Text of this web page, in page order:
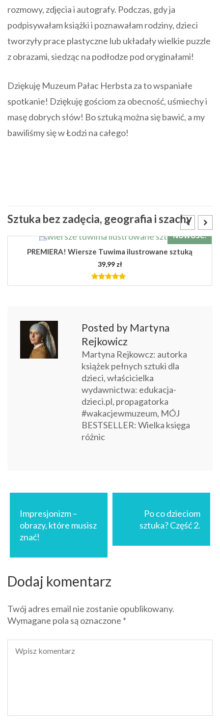
rozmowy, zdjęcia i autografy. Podczas, gdy ja
podpisywałam książki i poznawałam rodziny, dzieci
tworzyły prace plastyczne lub układały wielkie puzzle
z obrazami, siedząc na podłodze pod oryginałami!
Dziękuję Muzeum Pałac Herbsta za to wspaniałe
spotkanie! Dziękuję gościom za obecność, uśmiechy i
masę dobrych słów! Bo sztuką można się bawić, a my
bawiliśmy się w Łodzi na całego!
Sztuka bez zadęcia, geografia i szachy
Memory ze sztuką
54,99 zł
4.89out
Posted by Martyna
Rejkowicz
Martyna Rejkowcz: autorka
książek pełnych sztuki dla
dzieci, właścicielka
wydawnictwa: edukacja-
dzieci.pl, propagatorka
#wakacjewmuzeum, MÓJ
BESTSELLER: Wielka księga
różnic
Nawigacja
wpisu
Impresjonizm –
obrazy, które musisz
znać!
Po co dzieciom
sztuka? Część 2.
Dodaj komentarz
Twój adres email nie zostanie opublikowany.
Wymagane pola są oznaczone *